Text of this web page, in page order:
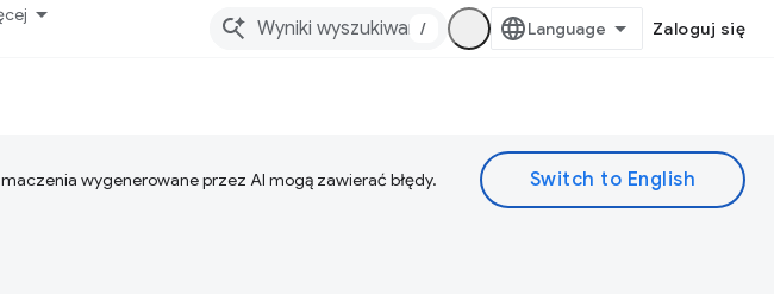
/ Zaloguj się
wygenerowane przez AI mogą zawierać błędy.